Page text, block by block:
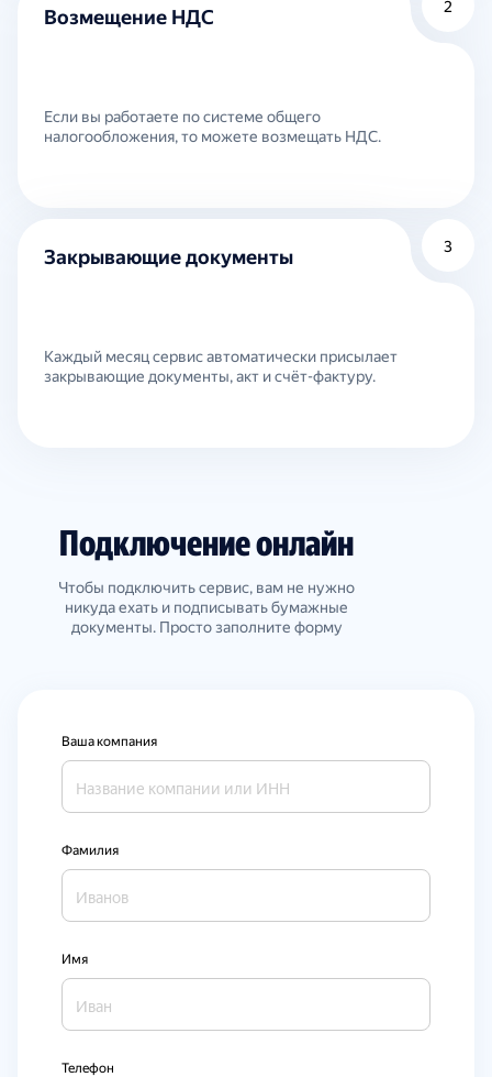
2
Возмещение НДС
Если вы работаете по системе общего
налогообложения, то можете возмещать НДС.
3
Закрывающие документы
Каждый месяц сервис автоматически присылает
закрывающие документы, акт и счёт-фактуру.
Подключение онлайн
Чтобы подключить сервис, вам не нужно
никуда ехать и подписывать бумажные
документы. Просто заполните форму
Ваша компания
Фамилия
Имя
Телефон